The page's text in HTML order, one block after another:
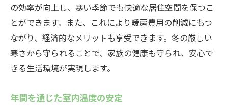
の効率が向上し、寒い季節でも快適な居住空間を保つこ
とができます。また、これにより暖房費用の削減にもつ
ながり、経済的なメリットも享受できます。冬の厳しい
寒さから守られることで、家族の健康も守られ、安心で
きる生活環境が実現します。
年間を通じた室内温度の安定